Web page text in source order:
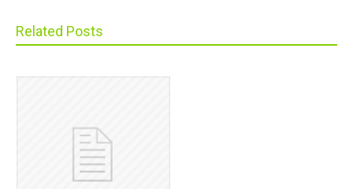
Related Posts